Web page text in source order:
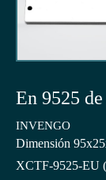
En 9525
INVENGO
Dimensión
XCTF-9525-EU